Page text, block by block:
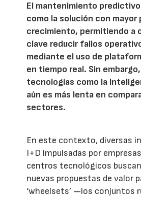
El mantenimiento
como la solución con mayor
crecimiento, permitiendo a
clave reducir fallos
mediante el uso de
en tiempo real. Sin
tecnologías como la
aún es más lenta en
sectores.
En este contexto, diversas
I+D impulsadas por
centros tecnológicos
nuevas propuestas de valor
‘wheelsets’ —los conjuntos